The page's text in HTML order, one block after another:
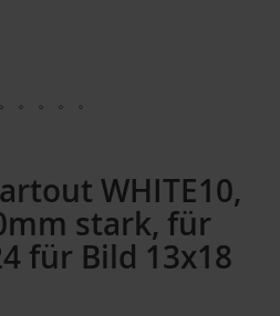
WHITE10,
stark, für
für Bild 13x18